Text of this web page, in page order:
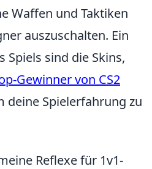
Waffen und Taktiken
auszuschalten. Ein
Spiels sind die Skins,
Gewinner von CS2
deine Spielerfahrung zu
Reflexe für 1v1-